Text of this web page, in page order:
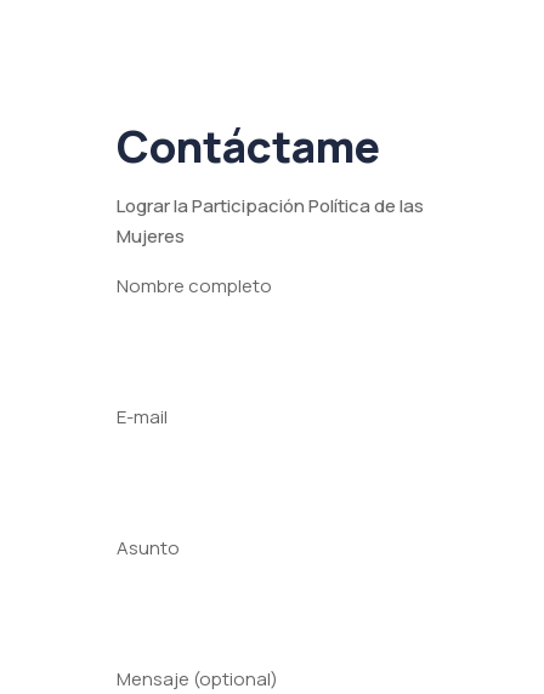
Contáctame
Lograr la Participación Política de las
Mujeres
Nombre completo
E-mail
Asunto
Mensaje (optional)